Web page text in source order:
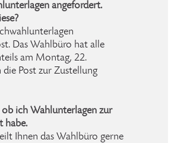
angefordert.
Das Wahlbüro hat alle
am Montag, 22.
Post zur Zustellung
ich Wahlunterlagen zur
habe.
Ihnen das Wahlbüro gerne